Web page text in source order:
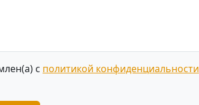
с политикой конфиденциальности